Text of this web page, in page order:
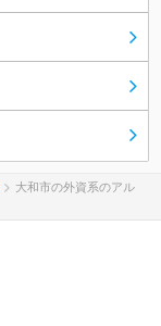
大和市の外資系のアル